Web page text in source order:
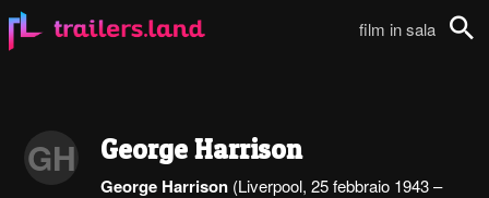
film in sala
GH George Harrison
George Harrison (Liverpool, 25 febbraio 1943 –